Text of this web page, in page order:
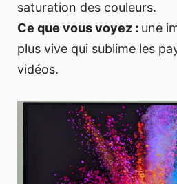
saturation des couleurs.
Ce que vous voyez : une
plus vive qui sublime les
vidéos.